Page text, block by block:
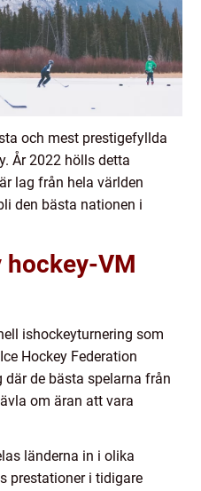
och mest prestigefyllda
År 2022 hölls detta
lag från hela världen
den bästa nationen i
hockey-VM
ishockeyturnering som
Hockey Federation
där de bästa spelarna från
om äran att vara
länderna in i olika
prestationer i tidigare